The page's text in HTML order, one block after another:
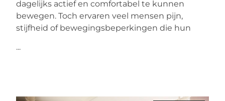
dagelijks actief en comfortabel te kunnen
bewegen. Toch ervaren veel mensen pijn,
stijfheid of bewegingsbeperkingen die hun
...